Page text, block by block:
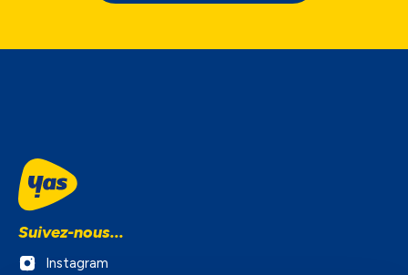
Suivez-nous...
Instagram